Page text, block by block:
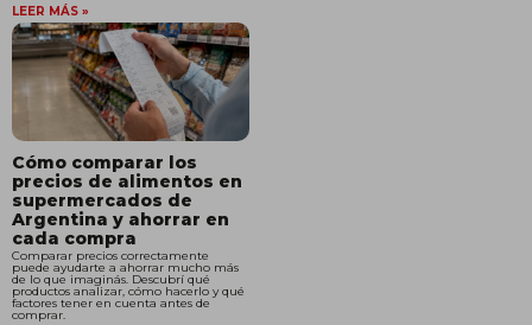
LEER MÁS »
Cómo comparar los
precios de alimentos en
supermercados de
Argentina y ahorrar en
cada compra
Comparar precios correctamente
puede ayudarte a ahorrar mucho más
de lo que imaginás. Descubrí qué
productos analizar, cómo hacerlo y qué
factores tener en cuenta antes de
comprar.